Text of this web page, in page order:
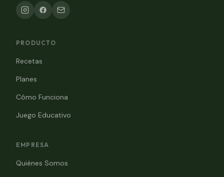
PRODUCTO
Recetas
Planes
Cómo Funciona
Juego Educativo
EMPRESA
Quiénes Somos